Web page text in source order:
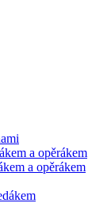
a opěrákem
a opěrákem